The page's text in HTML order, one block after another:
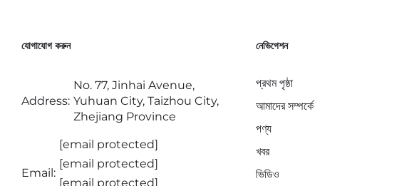
যোগাযোগ করুন
Address:
No. 77, Jinhai Avenue,
Yuhuan City, Taizhou City,
Zhejiang Province
Email:
[email protected]
[email protected]
[email protected]
নেভিগেশন
প্রথম পৃষ্ঠা
আমাদের সম্পর্কে
পণ্য
খবর
ভিডিও